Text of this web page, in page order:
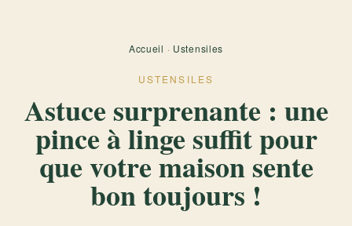
Accueil · Ustensiles
USTENSILES
Astuce surprenante : une
pince à linge suffit pour
que votre maison sente
bon toujours !